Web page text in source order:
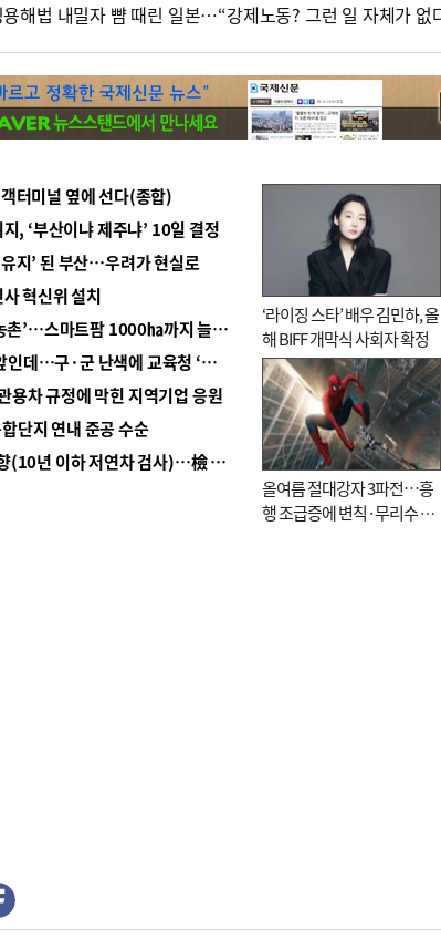
해법 내밀자 뺨 때린 일본…“강제노동? 그런 일 자체가 없
터미널 옆에 선다(종합)
, ‘부산이냐 제주냐’ 10일 결정
지’ 된 부산…우려가 현실로
혁신위 설치
■ 경남 농정 비전 ‘잘 사는 농촌’…스마트팜 1000㏊까지 늘린다
■ 교육혁신선도지 공모 코앞인데…구·군 난색에 교육청 ‘쩔쩔’
차 규정에 막힌 지역기업 응원
단지 연내 준공 수순
■ 검사 신분 버리고 직급하향(10년 이하 저연차 검사)…檢 중수청행 기피
‘라이징 스타’ 배우 김민하, 올
해 BIFF 개막식 사회자 확정
올여름 절대강자 3파전…흥
행 조급증에 변칙·무리수 마